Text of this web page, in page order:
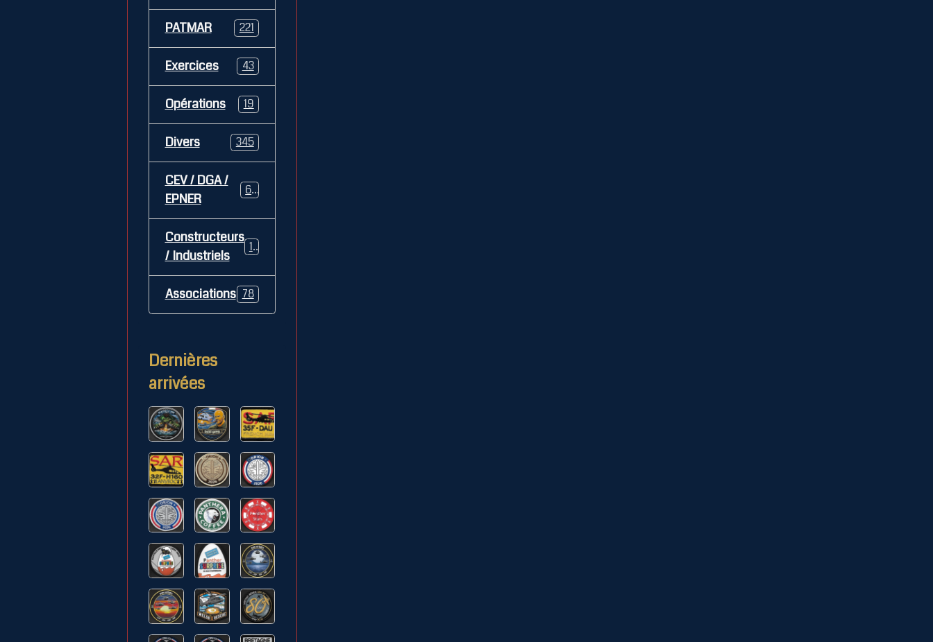
PATMAR 221
Exercices 43
Opérations 19
Divers 345
CEV / DGA /
EPNER
62
Constructeurs
/ Industriels
127
Associations 78
Dernières
arrivées